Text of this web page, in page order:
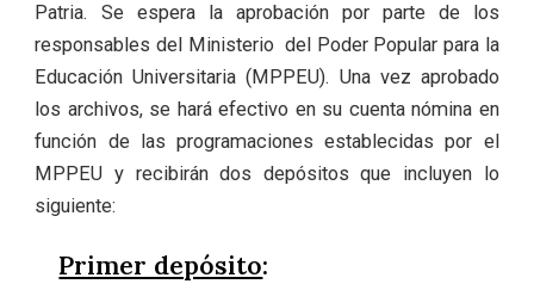
Patria. Se espera la aprobación por parte de los
responsables del Ministerio del Poder Popular para la
Educación Universitaria (MPPEU). Una vez aprobado
los archivos, se hará efectivo en su cuenta nómina en
función de las programaciones establecidas por el
MPPEU y recibirán dos depósitos que incluyen lo
siguiente:
Primer depósito: